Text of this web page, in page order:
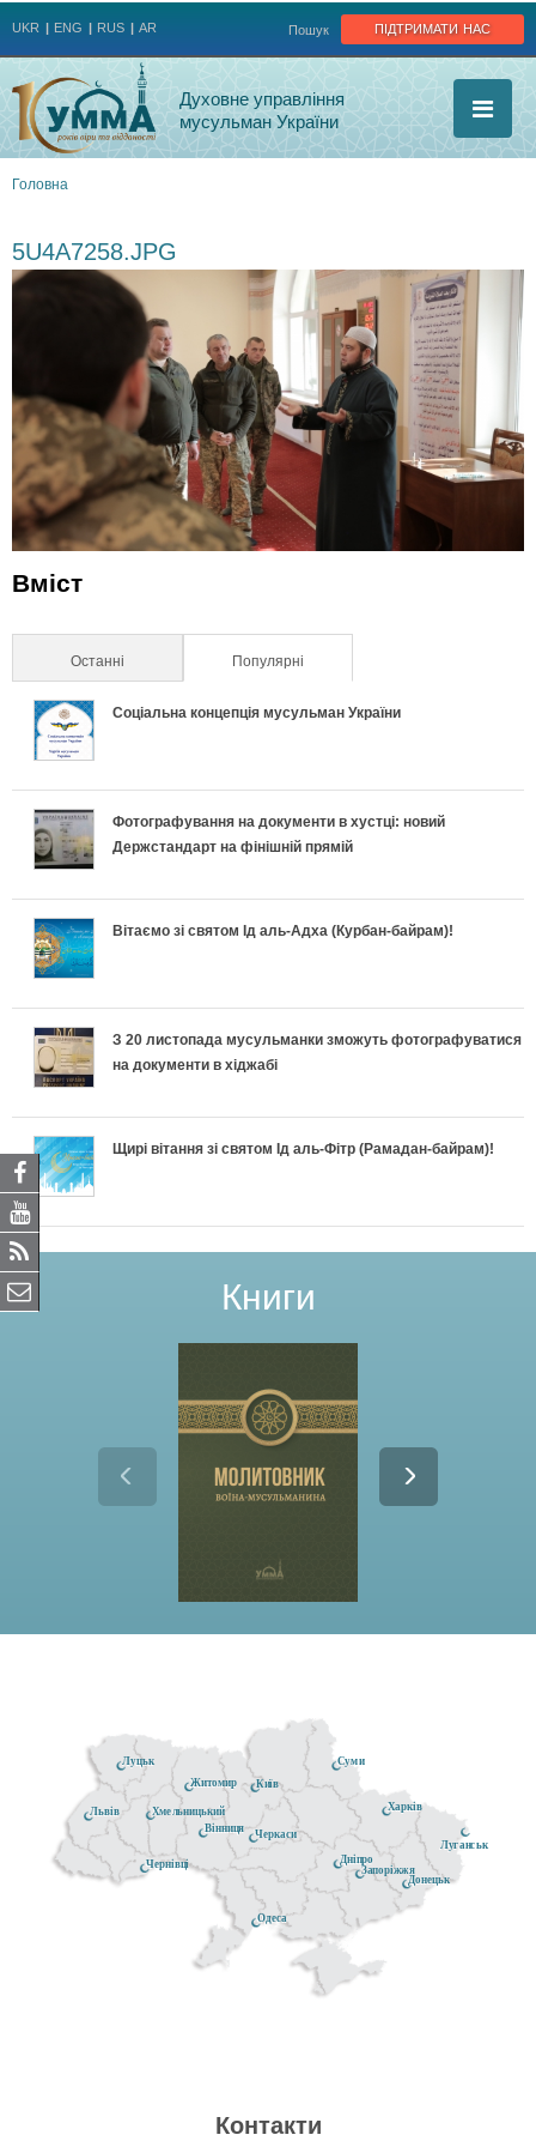
підтримати нас
Пошук
UKR ENG RUS AR
Духовне управління
мусульман України
є
Головна
5U4A7258.JPG
Вміст
Останні Популярні
Соціальна концепція мусульман України
Фотографування на документи в хустці: новий
Держстандарт на фінішній прямій
Вітаємо зі святом Ід аль-Адха (Курбан-байрам)!
З 20 листопада мусульманки зможуть фотографуватися
на документи в хіджабі
Щирі вітання зі святом Ід аль-Фітр (Рамадан-байрам)!
Книги
Донецьк
Житомир
Черкаси
Чернівці
Київ
Луганськ
Хмельницький
Луцьк
Дніпро
Одеса
Суми
Вінниця
Запоріжжя
Львів Харків
Контакти